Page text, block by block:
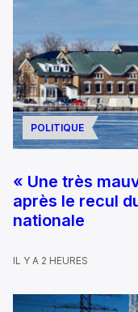
POLITIQUE
« Une très
après le recul
nationale
IL Y A 2 HEURES